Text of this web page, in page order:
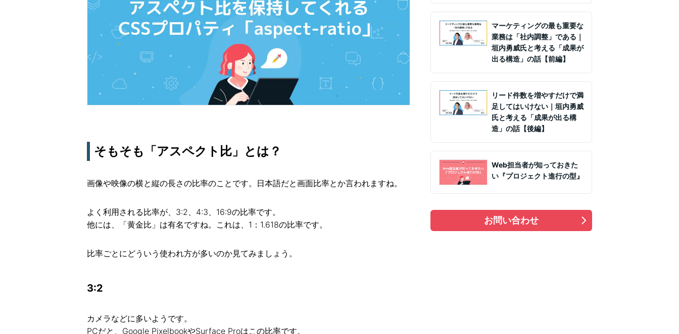
そもそも「アスペクト比」とは？
画像や映像の横と縦の長さの比率のことです。日本語だと画面比率とか言われますね。
よく利用される比率が、3:2、4:3、16:9の比率です。
他には、「黄金比」は有名ですね。これは、1：1.618の比率です。
比率ごとにどういう使われ方が多いのか見てみましょう。
3:2
カメラなどに多いようです。
PCだと、Google PixelbookやSurface Proはこの比率です。
マーケティングの最も重要な
業務は「社内調整」である｜
垣内勇威氏と考える「成果が
出る構造」の話【前編】
リード件数を増やすだけで満
足してはいけない｜垣内勇威
氏と考える「成果が出る構
造」の話【後編】
Web担当者が知っておきた
い『プロジェクト進行の型』
お問い合わせ